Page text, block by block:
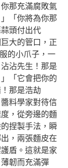
那充滿腐敗氣
「你將為你那
頭付出代
大的管口，正
的小爪子，一
沾先生！那是
「它會把你的
那是浩劫
料學家對待信
，從旁邊的麵
捏製手法，瞬
，兩張麵皮在
盾。這就是家
韌而充滿彈